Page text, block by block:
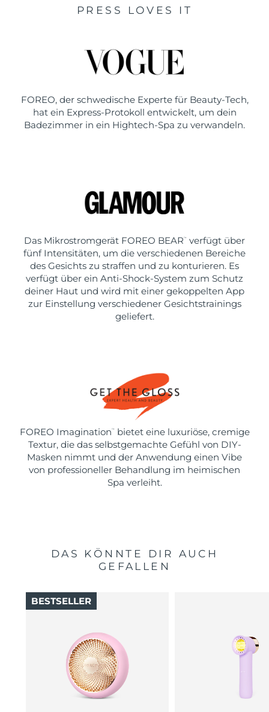
PRESS LOVES IT
FOREO, der schwedische Experte für Beauty-Tech,
hat ein Express-Protokoll entwickelt, um dein
Badezimmer in ein Hightech-Spa zu verwandeln.
Das Mikrostromgerät FOREO BEAR ™
verfügt über
fünf Intensitäten, um die verschiedenen Bereiche
des Gesichts zu straffen und zu konturieren. Es
verfügt über ein Anti-Shock-System zum Schutz
deiner Haut und wird mit einer gekoppelten App
zur Einstellung verschiedener Gesichtstrainings
geliefert.
FOREO Imagination ™
bietet eine luxuriöse, cremige
Textur, die das selbstgemachte Gefühl von DIY-
Masken nimmt und der Anwendung einen Vibe
von professioneller Behandlung im heimischen
Spa verleiht.
DAS KÖNNTE DIR AUCH
GEFALLEN
BESTSELLER